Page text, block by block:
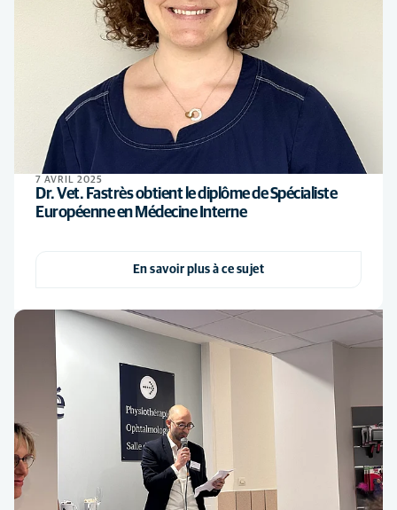
7 AVRIL 2025
Dr. Vet. Fastrès obtient le diplôme de Spécialiste
Européenne en Médecine Interne
En savoir plus à ce sujet